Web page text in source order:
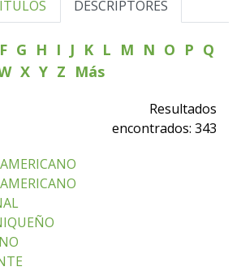
DESCRIPTORES
F G H I J K L M N O P Q
X Y Z Más
Resultados
encontrados: 343